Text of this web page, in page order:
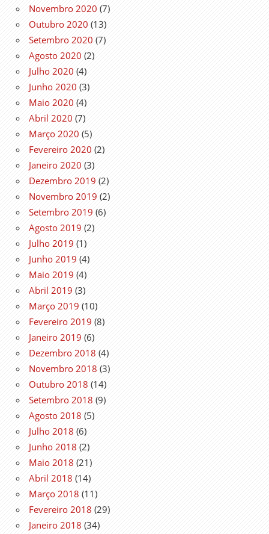
Novembro 2020 (7)
Outubro 2020 (13)
Setembro 2020 (7)
Agosto 2020 (2)
Julho 2020 (4)
Junho 2020 (3)
Maio 2020 (4)
Abril 2020 (7)
Março 2020 (5)
Fevereiro 2020 (2)
Janeiro 2020 (3)
Dezembro 2019 (2)
Novembro 2019 (2)
Setembro 2019 (6)
Agosto 2019 (2)
Julho 2019 (1)
Junho 2019 (4)
Maio 2019 (4)
Abril 2019 (3)
Março 2019 (10)
Fevereiro 2019 (8)
Janeiro 2019 (6)
Dezembro 2018 (4)
Novembro 2018 (3)
Outubro 2018 (14)
Setembro 2018 (9)
Agosto 2018 (5)
Julho 2018 (6)
Junho 2018 (2)
Maio 2018 (21)
Abril 2018 (14)
Março 2018 (11)
Fevereiro 2018 (29)
Janeiro 2018 (34)